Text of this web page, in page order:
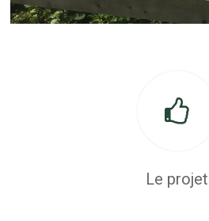
Le projet